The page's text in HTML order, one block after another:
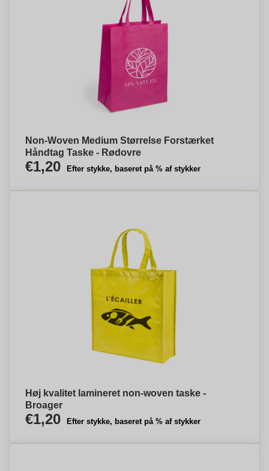
Non-Woven Medium Størrelse Forstærket
Håndtag Taske - Rødovre
€1,20 Efter stykke, baseret på % af stykker
Høj kvalitet lamineret non-woven taske -
Broager
€1,20 Efter stykke, baseret på % af stykker